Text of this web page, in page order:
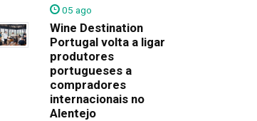
05 ago
Wine Destination
Portugal volta a ligar
produtores
portugueses a
compradores
internacionais no
Alentejo